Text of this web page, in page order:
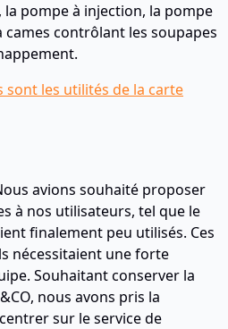
pompe à injection, la pompe
cames contrôlant les soupapes
sont les utilités de la carte
avions souhaité proposer
à nos utilisateurs, tel que le
finalement peu utilisés. Ces
nécessitaient une forte
Souhaitant conserver la
nous avons pris la
sur le service de